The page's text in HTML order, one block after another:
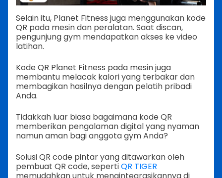
Selain itu, Planet Fitness juga menggunakan kode
QR pada mesin dan peralatan. Saat discan,
pengunjung gym mendapatkan akses ke video
latihan.
Kode QR Planet Fitness pada mesin juga
membantu melacak kalori yang terbakar dan
membagikan hasilnya dengan pelatih pribadi
Anda.
Tidakkah luar biasa bagaimana kode QR
memberikan pengalaman digital yang nyaman
namun aman bagi anggota gym Anda?
Solusi QR code pintar yang ditawarkan oleh
pembuat QR code, sepertiQR TIGER